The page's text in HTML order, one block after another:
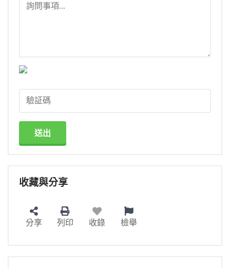
送出
收藏與分享
分享 列印 收錄 檢舉